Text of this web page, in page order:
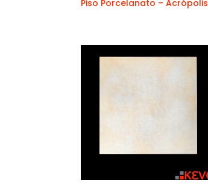
Piso Porcelanato – Acrópolis